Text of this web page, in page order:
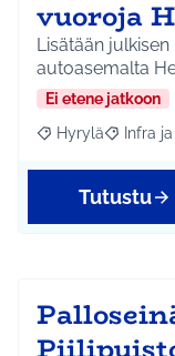
vuoroja
Lisätään
autoasemalta
Ei etene jatkoon
Rajaa tulokset
Hyrylä Rajaa
Infra
Tutustu